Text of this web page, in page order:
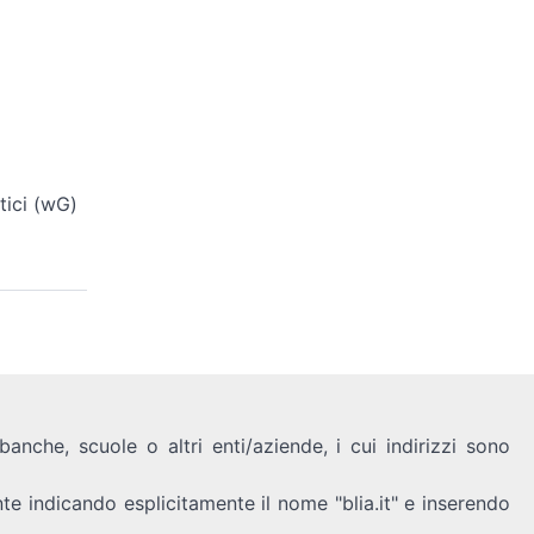
(wG)
scuole o altri enti/aziende, i cui indirizzi sono
indicando esplicitamente il nome "blia.it" e inserendo